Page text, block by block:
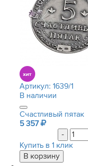
Артикул: 1639/1
В наличии
Счастливый пятак
5 357
-
Купить в 1 клик